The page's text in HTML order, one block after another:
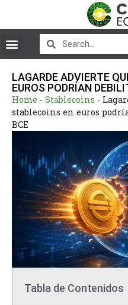
LAGARDE ADVIERTE
EUROS PODRÍAN
Home - Stablecoins -
stablecoins en euros
BCE
Tabla de Contenidos